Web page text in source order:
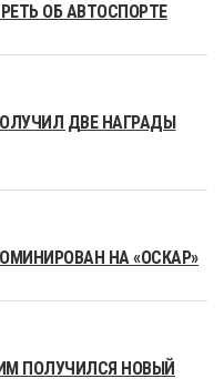
ОБ АВТОСПОРТЕ
ДВЕ НАГРАДЫ
НА «ОСКАР»
ПОЛУЧИЛСЯ НОВЫЙ